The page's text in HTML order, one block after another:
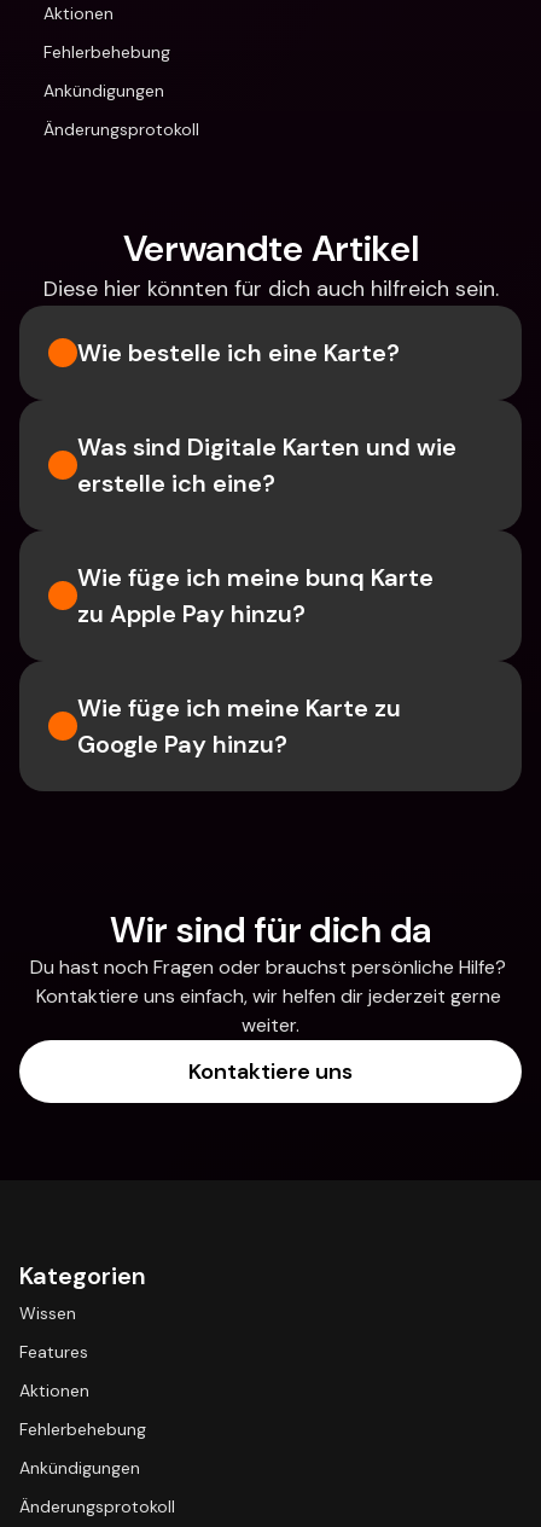
Aktionen
Fehlerbehebung
Ankündigungen
Änderungsprotokoll
Verwandte Artikel
Diese hier könnten für dich auch hilfreich sein.
Wie bestelle ich eine Karte?
Was sind Digitale Karten und wie
erstelle ich eine?
Wie füge ich meine bunq Karte
zu Apple Pay hinzu?
Wie füge ich meine Karte zu
Google Pay hinzu?
Wir sind für dich da
Du hast noch Fragen oder brauchst persönliche Hilfe?
Kontaktiere uns einfach, wir helfen dir jederzeit gerne
weiter.
Kontaktiere uns
Kategorien
Wissen
Features
Aktionen
Fehlerbehebung
Ankündigungen
Änderungsprotokoll